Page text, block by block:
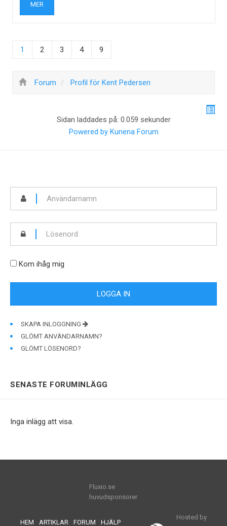
MER
1 2 3 4 9
Forum Profil för Kent Pedersen
Sidan laddades på: 0.059 sekunder
Powered by Kunena Forum
Kom ihåg mig
SKAPA INLOGGNING
GLÖMT ANVÄNDARNAMN?
GLÖMT LÖSENORD?
SENASTE FORUMINLÄGG
Inga inlägg att visa.
Fluxio.se
huvudsponsorer
HEM ARTIKLAR FORUM HJÄLP
Hosted by